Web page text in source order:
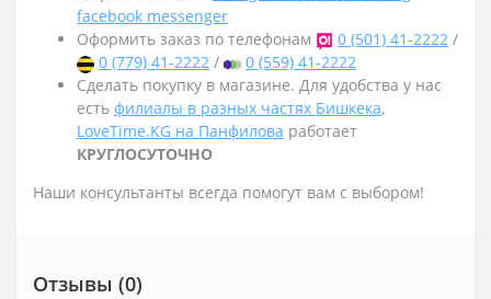
facebook messenger
Оформить заказ по телефонам
0 (501) 41-2222 /
0 (779) 41-2222 /
0 (559) 41-2222
Сделать покупку в магазине. Для удобства у нас
есть филиалы в разных частях Бишкека,
LoveTime.KG на Панфилова работает
КРУГЛОСУТОЧНО
Наши консультанты всегда помогут вам с выбором!
Отзывы (0)